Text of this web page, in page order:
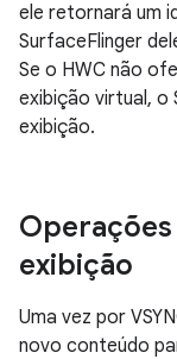
ele retornará um
SurfaceFlinger
Se o HWC não
exibição virtual, o
exibição.
exibição
Uma vez por
novo conteúdo